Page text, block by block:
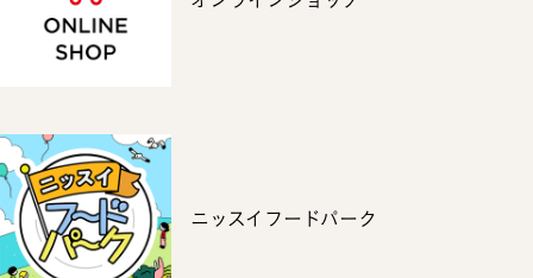
ニッスイフードパーク